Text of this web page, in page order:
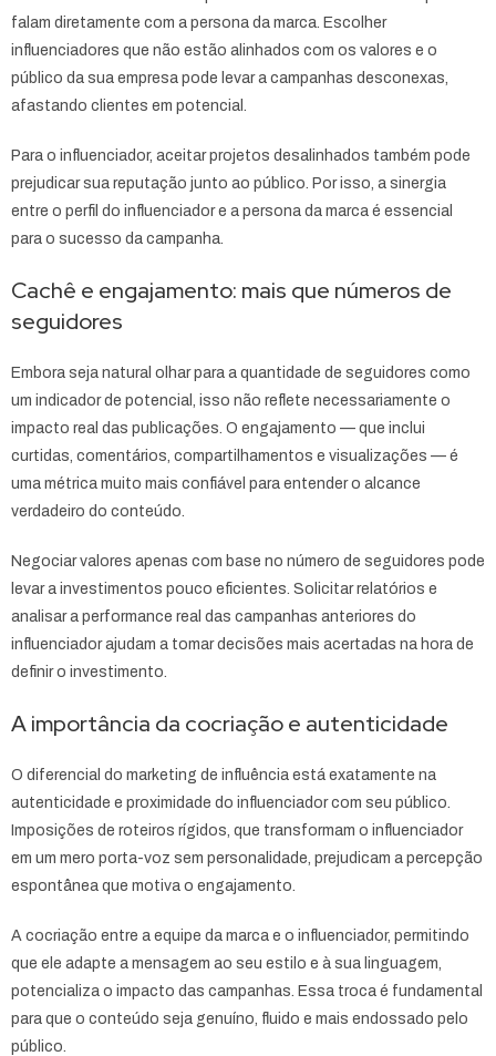
falam diretamente com a persona da marca. Escolher
influenciadores que não estão alinhados com os valores e o
público da sua empresa pode levar a campanhas desconexas,
afastando clientes em potencial.
Para o influenciador, aceitar projetos desalinhados também pode
prejudicar sua reputação junto ao público. Por isso, a sinergia
entre o perfil do influenciador e a persona da marca é essencial
para o sucesso da campanha.
Cachê e engajamento: mais que números de
seguidores
Embora seja natural olhar para a quantidade de seguidores como
um indicador de potencial, isso não reflete necessariamente o
impacto real das publicações. O engajamento — que inclui
curtidas, comentários, compartilhamentos e visualizações — é
uma métrica muito mais confiável para entender o alcance
verdadeiro do conteúdo.
Negociar valores apenas com base no número de seguidores pode
levar a investimentos pouco eficientes. Solicitar relatórios e
analisar a performance real das campanhas anteriores do
influenciador ajudam a tomar decisões mais acertadas na hora de
definir o investimento.
A importância da cocriação e autenticidade
O diferencial do marketing de influência está exatamente na
autenticidade e proximidade do influenciador com seu público.
Imposições de roteiros rígidos, que transformam o influenciador
em um mero porta-voz sem personalidade, prejudicam a percepção
espontânea que motiva o engajamento.
A cocriação entre a equipe da marca e o influenciador, permitindo
que ele adapte a mensagem ao seu estilo e à sua linguagem,
potencializa o impacto das campanhas. Essa troca é fundamental
para que o conteúdo seja genuíno, fluido e mais endossado pelo
público.